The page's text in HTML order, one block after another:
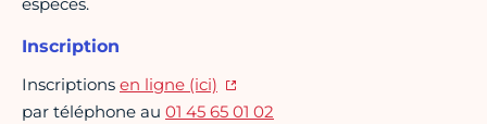
espèces.
Inscription
Inscriptions en ligne (ici)
par téléphone au 01 45 65 01 02